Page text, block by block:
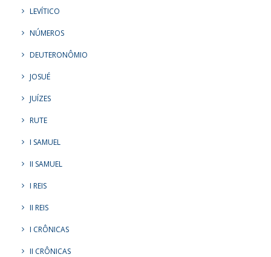
LEVÍTICO
NÚMEROS
DEUTERONÔMIO
JOSUÉ
JUÍZES
RUTE
I SAMUEL
II SAMUEL
I REIS
II REIS
I CRÔNICAS
II CRÔNICAS